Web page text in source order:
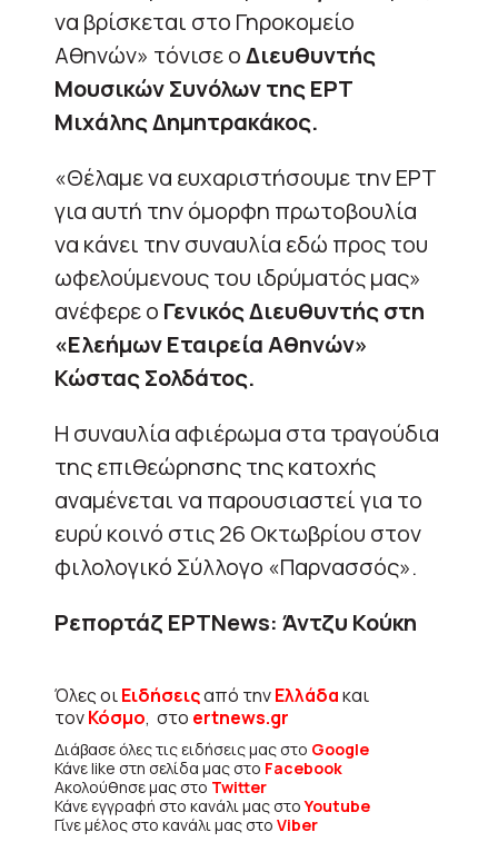
να βρίσκεται στο Γηροκομείο
Αθηνών» τόνισε οΔιευθυντής
Μουσικών Συνόλων της ΕΡΤ
Μιχάλης Δημητρακάκος.
«Θέλαμε να ευχαριστήσουμε την ΕΡΤ
για αυτή την όμορφη πρωτοβουλία
να κάνει την συναυλία εδώ προς του
ωφελούμενους του ιδρύματός μας»
ανέφερε ο Γενικός Διευθυντής στη
«Ελεήμων Εταιρεία Αθηνών»
Κώστας Σολδάτος.
Η συναυλία αφιέρωμα στα τραγούδια
της επιθεώρησης της κατοχής
αναμένεται να παρουσιαστεί για το
ευρύ κοινό στις 26 Οκτωβρίου στον
φιλολογικό Σύλλογο «Παρνασσός».
Ρεπορτάζ ΕΡΤNews: Άντζυ Κούκη
Όλες οιΕιδήσειςαπό τηνΕλλάδακαι
τονΚόσμο, στο ertnews.gr
Διάβασε όλες τις ειδήσεις μας στο Google
Κάνε like στη σελίδα μας στο Facebook
Ακολούθησε μας στο Twitter
Κάνε εγγραφή στο κανάλι μας στοYoutube
Γίνε μέλος στο κανάλι μας στο Viber